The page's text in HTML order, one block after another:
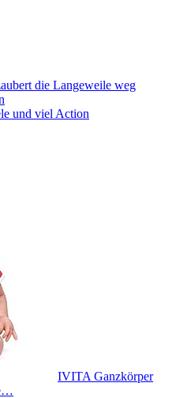
die Langeweile weg
und viel Action
IVITA Ganzkörper